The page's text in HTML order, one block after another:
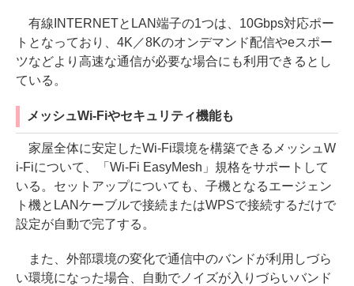
有線INTERNETとLAN端子の1つは、10Gbps対応ポー
トとなっており、4K／8Kのオンデマンド配信やeスポー
ツなどより高速な通信が必要な場合にも利用できるとし
ている。
メッシュWi-Fiやセキュリティ機能も
家屋全体に安定したWi-Fi環境を構築できるメッシュW
i-Fiについて、「Wi-Fi EasyMesh」規格をサポートして
いる。セットアップについても、子機となるエージェン
ト機とLANケーブルで接続またはWPSで接続するだけで
設定が自動で完了する。
また、外部環境の変化で通信中のバンドが利用しづら
い環境になった場合、自動でノイズが入りづらいバンド